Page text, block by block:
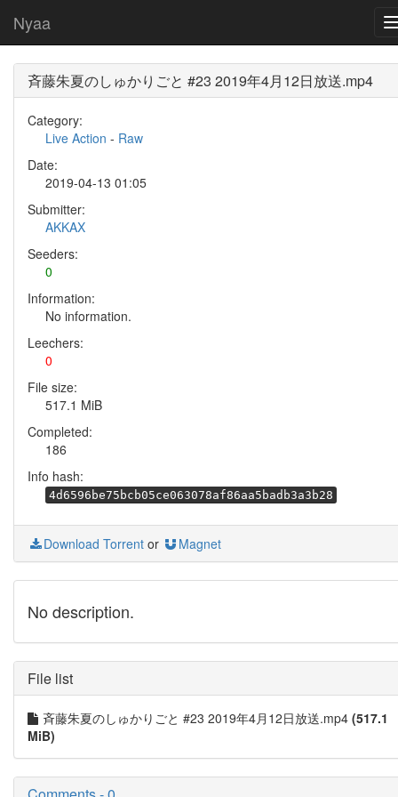
Nyaa
斉藤朱夏のしゅかりごと #23 2019年4月12日放送.mp4
Category:
Live Action - Raw
Date:
2019-04-13 01:05
Submitter:
AKKAX
Seeders:
0
Information:
No information.
Leechers:
0
File size:
517.1 MiB
Completed:
186
Info hash:
4d6596be75bcb05ce063078af86aa5badb3a3b28
Download Torrent or Magnet
No description.
File list
斉藤朱夏のしゅかりごと #23 2019年4月12日放送.mp4 (517.1
MiB)